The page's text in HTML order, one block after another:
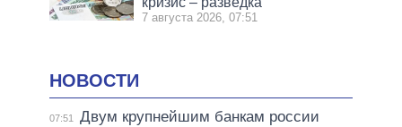
7 августа 2026, 07:51
НОВОСТИ
07:51 Двум крупнейшим банкам россии